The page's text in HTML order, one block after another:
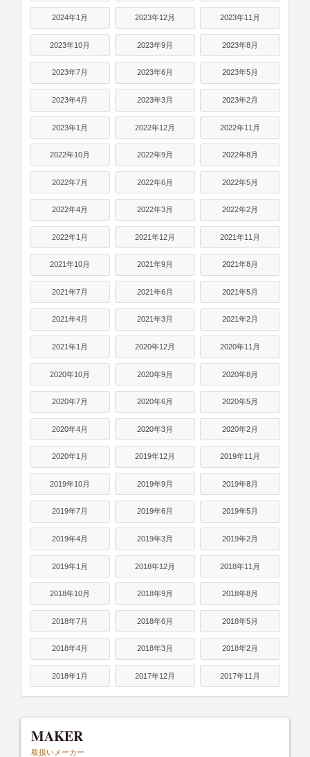
2024年1月 2023年12月 2023年11月
2023年10月 2023年9月 2023年8月
2023年7月 2023年6月 2023年5月
2023年4月 2023年3月 2023年2月
2023年1月 2022年12月 2022年11月
2022年10月 2022年9月 2022年8月
2022年7月 2022年6月 2022年5月
2022年4月 2022年3月 2022年2月
2022年1月 2021年12月 2021年11月
2021年10月 2021年9月 2021年8月
2021年7月 2021年6月 2021年5月
2021年4月 2021年3月 2021年2月
2021年1月 2020年12月 2020年11月
2020年10月 2020年9月 2020年8月
2020年7月 2020年6月 2020年5月
2020年4月 2020年3月 2020年2月
2020年1月 2019年12月 2019年11月
2019年10月 2019年9月 2019年8月
2019年7月 2019年6月 2019年5月
2019年4月 2019年3月 2019年2月
2019年1月 2018年12月 2018年11月
2018年10月 2018年9月 2018年8月
2018年7月 2018年6月 2018年5月
2018年4月 2018年3月 2018年2月
2018年1月 2017年12月 2017年11月
MAKER
取扱いメーカー